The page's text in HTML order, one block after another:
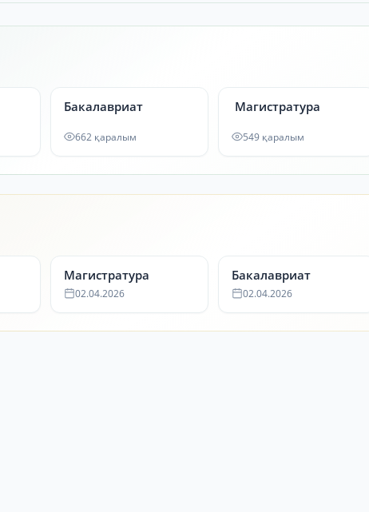
Бакалавриат
662 қаралым
Магистратура
549 қаралым
Магистратура
02.04.2026
Бакалавриат
02.04.2026